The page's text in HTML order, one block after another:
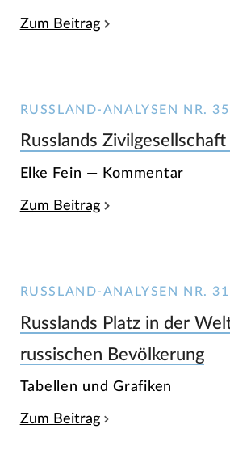
Zum Beitrag
RUSSLAND-ANALYSEN NR.
Russlands
Elke Fein — Kommentar
Zum Beitrag
RUSSLAND-ANALYSEN NR.
Russlands Platz in der
russischen Bevölkerung
Tabellen und Grafiken
Zum Beitrag